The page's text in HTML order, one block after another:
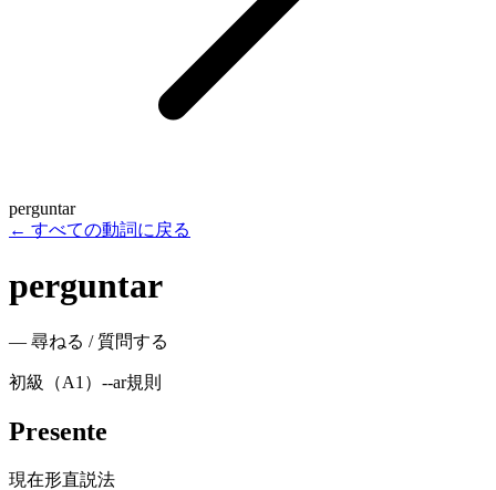
perguntar
← すべての動詞に戻る
perguntar
— 尋ねる / 質問する
初級（A1） --ar規則
Presente
現在形直説法